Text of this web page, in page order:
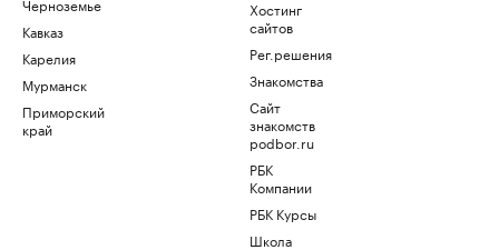
Кавказ
Карелия
Мурманск
Приморский
край
Хостинг
сайтов
Рег.решения
Знакомства
Сайт
знакомств
podbor.ru
РБК
Компании
РБК Курсы
Школа